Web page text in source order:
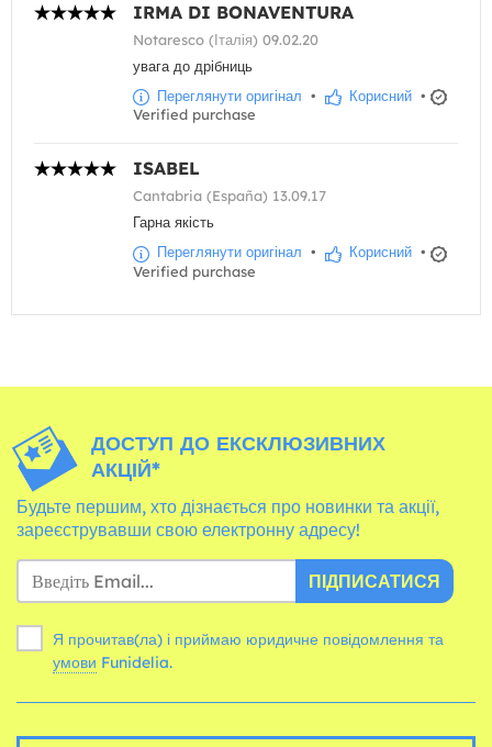
IRMA DI BONAVENTURA
Notaresco (Італія) 09.02.20
увага до дрібниць
Переглянути оригінал • Корисний •
Verified purchase
ISABEL
Cantabria (España) 13.09.17
Гарна якість
Переглянути оригінал • Корисний •
Verified purchase
ДОСТУП ДО ЕКСКЛЮЗИВНИХ
АКЦІЙ*
Будьте першим, хто дізнається про новинки та акції,
зареєструвавши свою електронну адресу!
ПІДПИСАТИСЯ
Я прочитав(ла) і приймаю юридичне повідомлення та
умови Funidelia.